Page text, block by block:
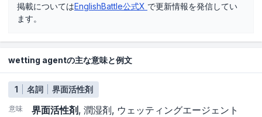
掲載についてはEnglishBattle公式X で更新情報を発信してい
ます。
wetting agentの主な意味と例文
1 名詞 界面活性剤
意味 界面活性剤 潤湿剤 ウェッティングエージェント